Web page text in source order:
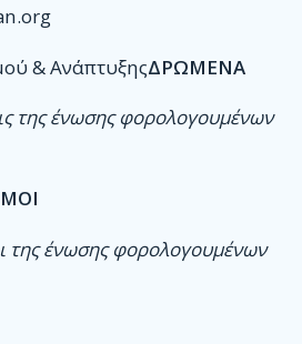
& ΑνάπτυξηςΔΡΩΜΕΝΑ
της ένωσης φορολογουμένων
της ένωσης φορολογουμένων